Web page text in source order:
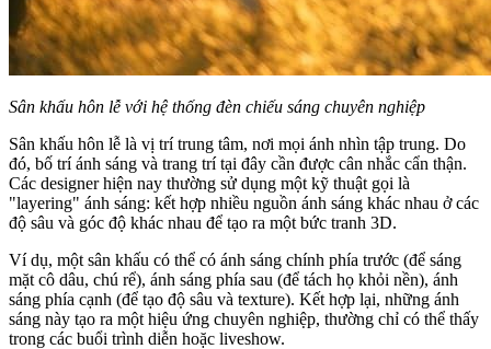
Sân khấu hôn lễ với hệ thống đèn chiếu sáng chuyên nghiệp
Sân khấu hôn lễ là vị trí trung tâm, nơi mọi ánh nhìn tập trung. Do
đó, bố trí ánh sáng và trang trí tại đây cần được cân nhắc cẩn thận.
Các designer hiện nay thường sử dụng một kỹ thuật gọi là
"layering" ánh sáng: kết hợp nhiều nguồn ánh sáng khác nhau ở các
độ sâu và góc độ khác nhau để tạo ra một bức tranh 3D.
Ví dụ, một sân khấu có thể có ánh sáng chính phía trước (để sáng
mặt cô dâu, chú rể), ánh sáng phía sau (để tách họ khỏi nền), ánh
sáng phía cạnh (để tạo độ sâu và texture). Kết hợp lại, những ánh
sáng này tạo ra một hiệu ứng chuyên nghiệp, thường chỉ có thể thấy
trong các buổi trình diễn hoặc liveshow.